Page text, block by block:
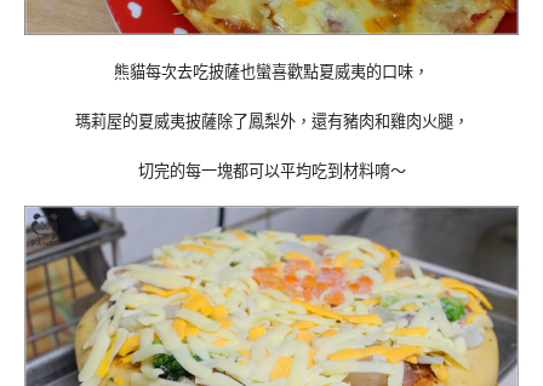
熊貓每次去吃披薩也蠻喜歡點夏威夷的口味，
瑪莉屋的夏威夷披薩除了鳳梨外，還有豬肉和雞肉火腿，
切完的每一塊都可以平均吃到材料唷～